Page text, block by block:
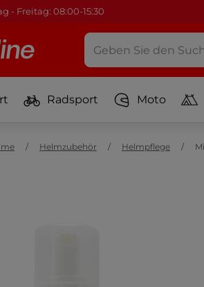
- Freitag: 08:00-15:30
Radsport Moto
Helmzubehör Helmpflege